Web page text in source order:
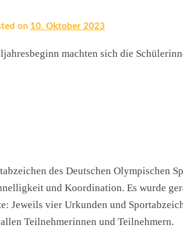
on 10. Oktober 2023
machten sich die
des Deutschen Olympischen
und Koordination. Es wurde
vier Urkunden und
Teilnehmerinnen und Teilnehmern.